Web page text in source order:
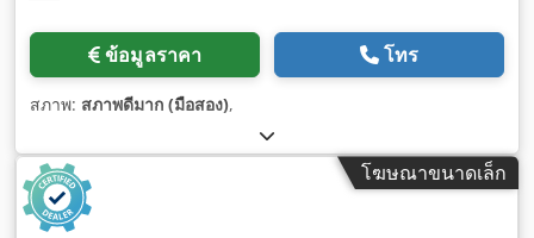
ข้อมูลราคา โทร
สภาพ: สภาพดีมาก (มือสอง),
โฆษณาขนาดเล็ก